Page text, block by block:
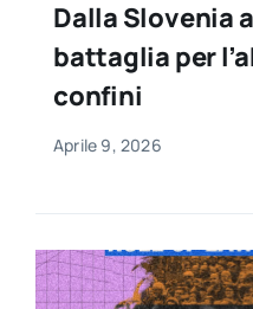
per:
Newsletter
Dalla Slovenia
battaglia per
confini
Aprile 9, 2026